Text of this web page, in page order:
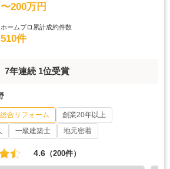
〜200万円
ホームプロ累計成約件数
510件
7年連続 1位受賞
総合リフォーム
創業20年以上
一級建築士 地元密着
4.6 （200件）